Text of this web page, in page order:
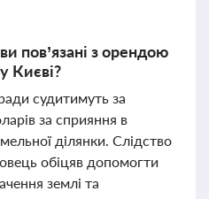
пов’язані з орендою
Києві?
судитимуть за
за сприяння в
ділянки. Слідство
обіцяв допомогти
землі та